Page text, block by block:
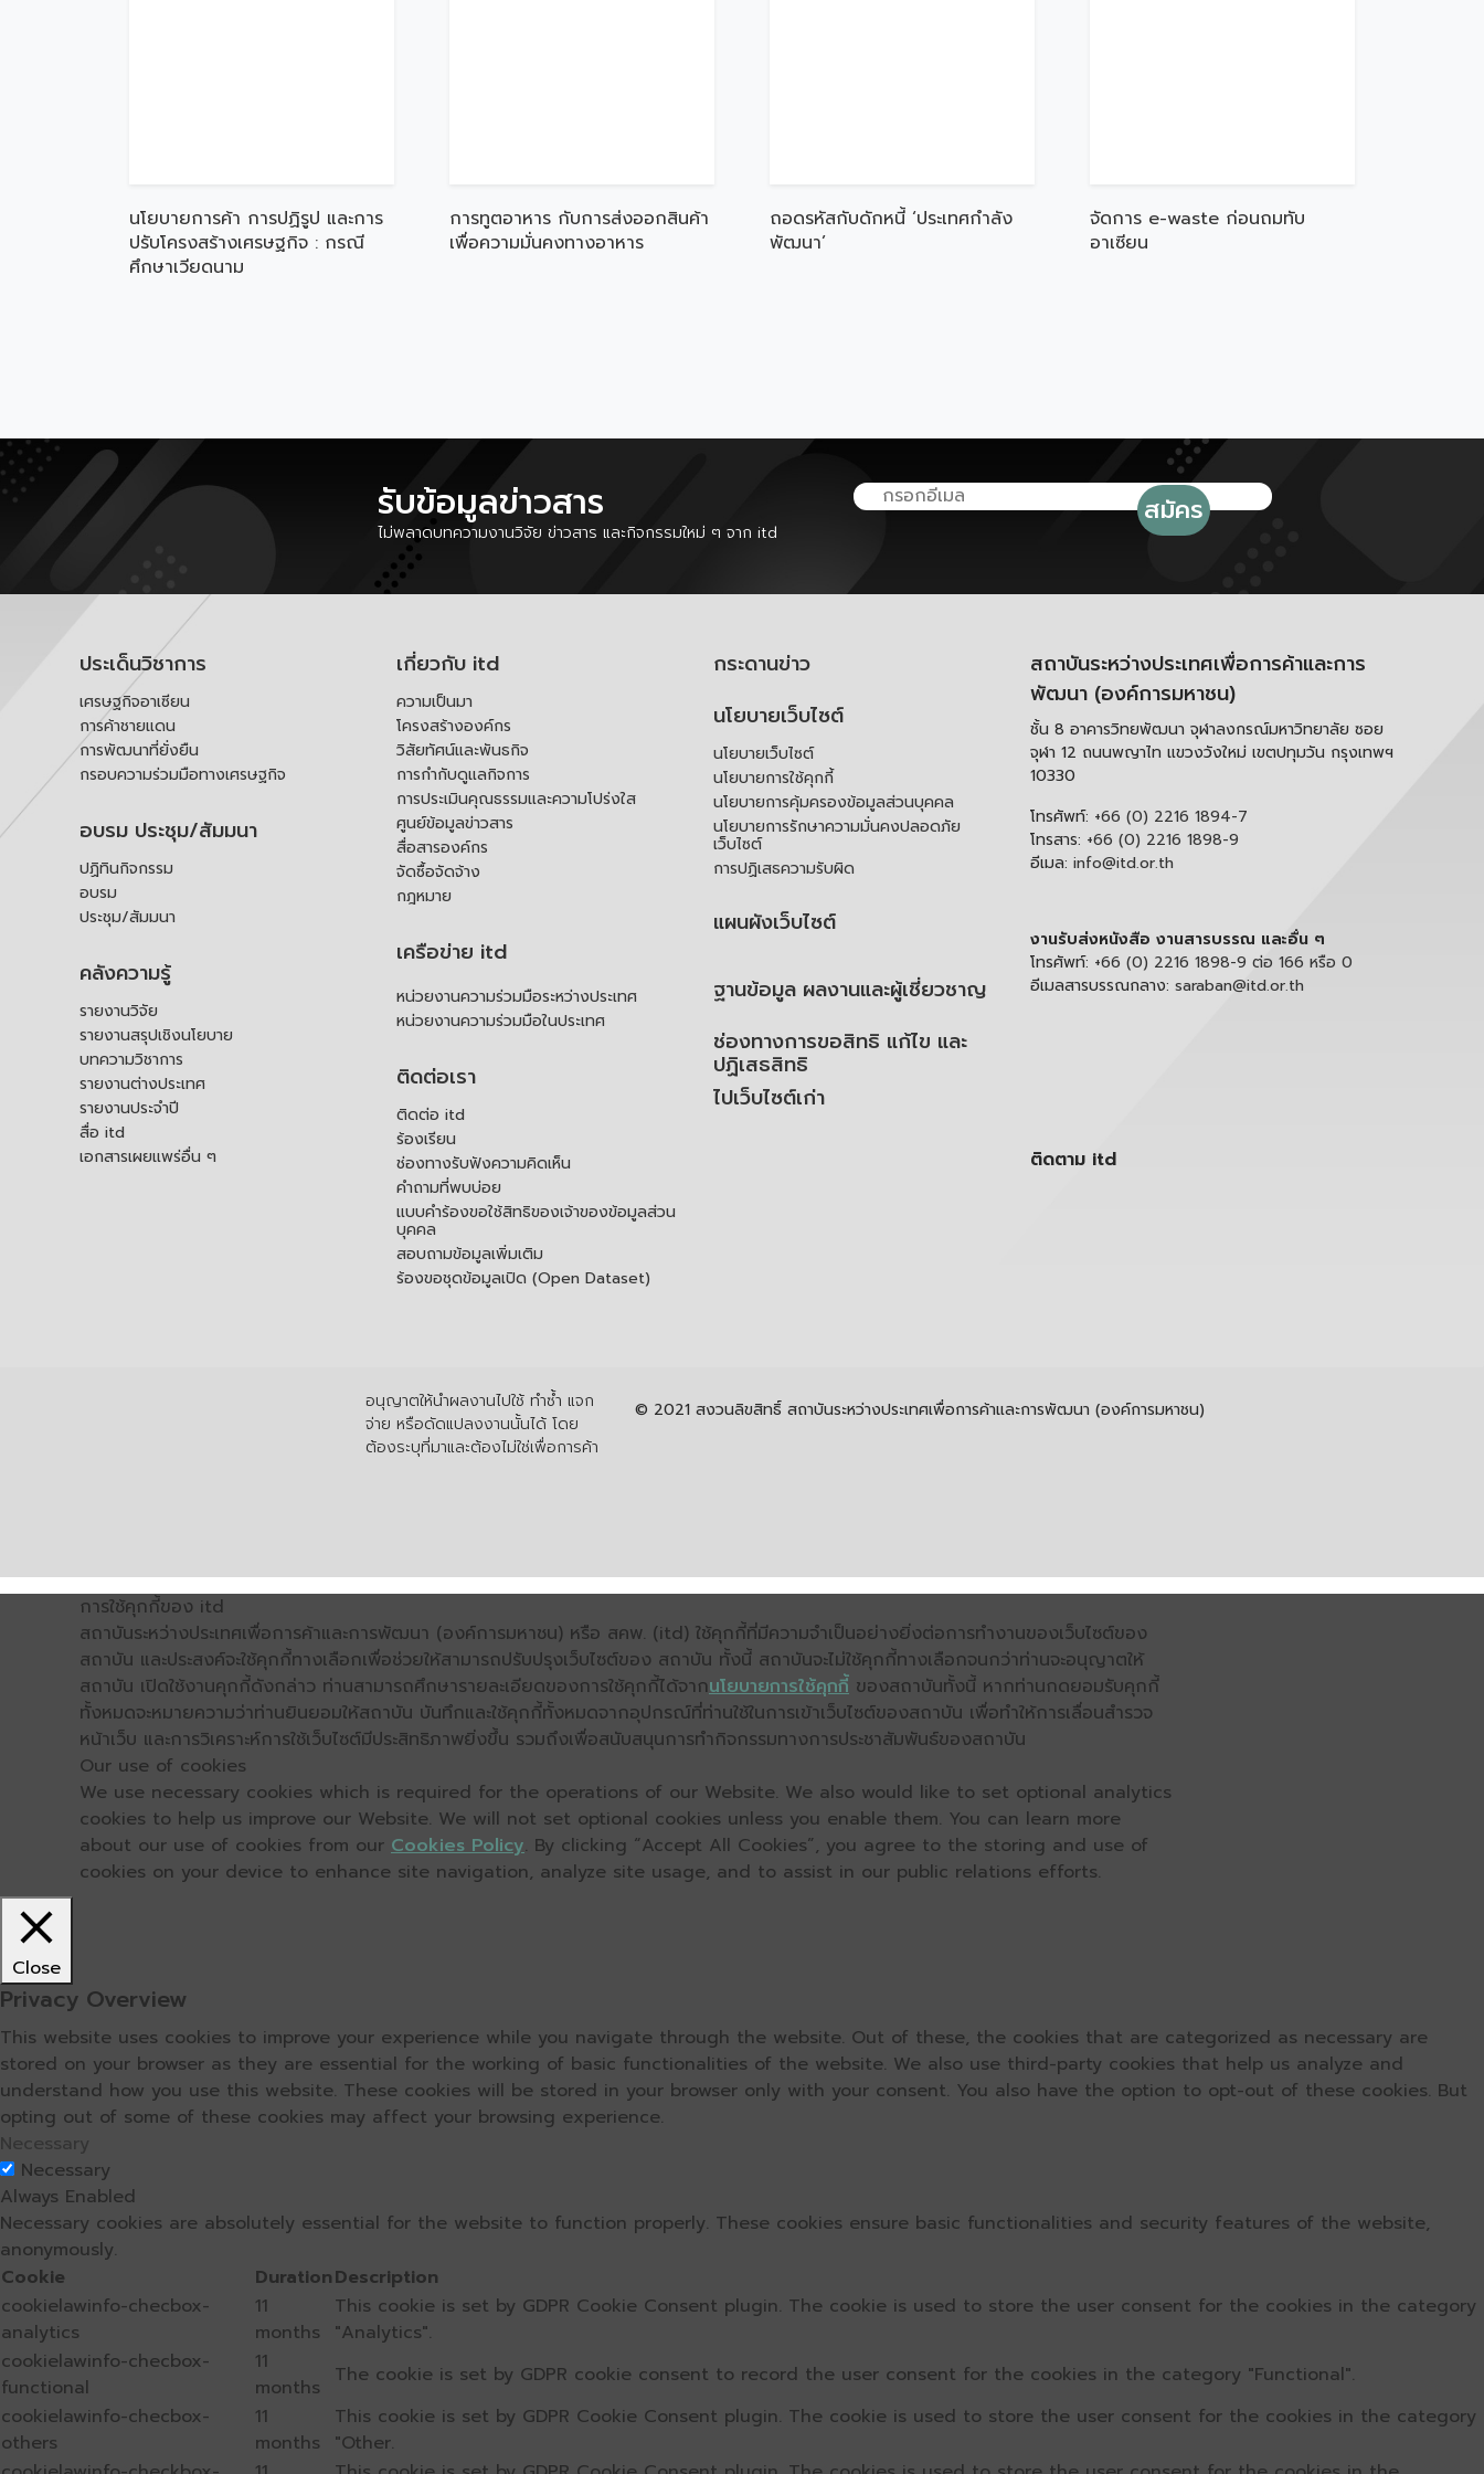
นโยบายการค้า การปฏิรูป และการ
ปรับโครงสร้างเศรษฐกิจ : กรณี
ศึกษาเวียดนาม
การทูตอาหาร กับการส่งออกสินค้า
เพื่อความมั่นคงทางอาหาร
ถอดรหัสกับดักหนี้ ‘ประเทศกำลัง
พัฒนา’
จัดการ e-waste ก่อนถมทับ
อาเซียน
รับข้อมูลข่าวสาร
ไม่พลาดบทความงานวิจัย ข่าวสาร และกิจกรรมใหม่ ๆ จาก itd
ประเด็นวิชาการ
เศรษฐกิจอาเซียน
การค้าชายแดน
การพัฒนาที่ยั่งยืน
กรอบความร่วมมือทางเศรษฐกิจ
อบรม ประชุม/สัมมนา
ปฏิทินกิจกรรม
อบรม
ประชุม/สัมมนา
คลังความรู้
รายงานวิจัย
รายงานสรุปเชิงนโยบาย
บทความวิชาการ
รายงานต่างประเทศ
รายงานประจำปี
สื่อ itd
เอกสารเผยแพร่อื่น ๆ
เกี่ยวกับ itd
ความเป็นมา
โครงสร้างองค์กร
วิสัยทัศน์และพันธกิจ
การกำกับดูแลกิจการ
การประเมินคุณธรรมและความโปร่งใส
ศูนย์ข้อมูลข่าวสาร
สื่อสารองค์กร
จัดซื้อจัดจ้าง
กฎหมาย
เครือข่าย itd
หน่วยงานความร่วมมือระหว่างประเทศ
หน่วยงานความร่วมมือในประเทศ
ติดต่อเรา
ติดต่อ itd
ร้องเรียน
ช่องทางรับฟังความคิดเห็น
คำถามที่พบบ่อย
แบบคำร้องขอใช้สิทธิของเจ้าของข้อมูลส่วน
บุคคล
สอบถามข้อมูลเพิ่มเติม
ร้องขอชุดข้อมูลเปิด (Open Dataset)
กระดานข่าว
นโยบายเว็บไซต์
นโยบายเว็บไซต์
นโยบายการใช้คุกกี้
นโยบายการคุ้มครองข้อมูลส่วนบุคคล
นโยบายการรักษาความมั่นคงปลอดภัย
เว็บไซต์
การปฏิเสธความรับผิด
แผนผังเว็บไซต์
ฐานข้อมูล ผลงานและผู้เชี่ยวชาญ
ช่องทางการขอสิทธิ แก้ไข และ
ปฏิเสธสิทธิ
ไปเว็บไซต์เก่า
สถาบันระหว่างประเทศเพื่อการค้าและการ
พัฒนา (องค์การมหาชน)
ชั้น 8 อาคารวิทยพัฒนา จุฬาลงกรณ์มหาวิทยาลัย ซอย
จุฬา 12 ถนนพญาไท แขวงวังใหม่ เขตปทุมวัน กรุงเทพฯ
10330
โทรศัพท์: +66 (0) 2216 1894-7
โทรสาร: +66 (0) 2216 1898-9
อีเมล: info@itd.or.th
งานรับส่งหนังสือ งานสารบรรณ และอื่น ๆ
โทรศัพท์: +66 (0) 2216 1898-9 ต่อ 166 หรือ 0
อีเมลสารบรรณกลาง: saraban@itd.or.th
ติดตาม itd
อนุญาตให้นำผลงานไปใช้ ทำซ้ำ แจก
จ่าย หรือดัดแปลงงานนั้นได้ โดย
ต้องระบุที่มาและต้องไม่ใช่เพื่อการค้า
© 2021 สงวนลิขสิทธิ์ สถาบันระหว่างประเทศเพื่อการค้าและการพัฒนา (องค์การมหาชน)
การใช้คุกกี้ของ itd
สถาบันระหว่างประเทศเพื่อการค้าและการพัฒนา (องค์การมหาชน) หรือ สคพ. (itd) ใช้คุกกี้ที่มีความจำเป็นอย่างยิ่งต่อการทำงานของเว็บไซต์ของ
สถาบัน และประสงค์จะใช้คุกกี้ทางเลือกเพื่อช่วยให้สามารถปรับปรุงเว็บไซต์ของ สถาบัน ทั้งนี้ สถาบันจะไม่ใช้คุกกี้ทางเลือกจนกว่าท่านจะอนุญาตให้
สถาบัน เปิดใช้งานคุกกี้ดังกล่าว ท่านสามารถศึกษารายละเอียดของการใช้คุกกี้ได้จากนโยบายการใช้คุกกี้ ของสถาบันทั้งนี้ หากท่านกดยอมรับคุกกี้
ทั้งหมดจะหมายความว่าท่านยินยอมให้สถาบัน บันทึกและใช้คุกกี้ทั้งหมดจากอุปกรณ์ที่ท่านใช้ในการเข้าเว็บไซต์ของสถาบัน เพื่อทำให้การเลื่อนสำรวจ
หน้าเว็บ และการวิเคราะห์การใช้เว็บไซต์มีประสิทธิภาพยิ่งขึ้น รวมถึงเพื่อสนับสนุนการทำกิจกรรมทางการประชาสัมพันธ์ของสถาบัน
Our use of cookies
We use necessary cookies which is required for the operations of our Website. We also would like to set optional analytics
cookies to help us improve our Website. We will not set optional cookies unless you enable them. You can learn more
about our use of cookies from our Cookies Policy. By clicking “Accept All Cookies”, you agree to the storing and use of
cookies on your device to enhance site navigation, analyze site usage, and to assist in our public relations efforts.
Close
Privacy Overview
This website uses cookies to improve your experience while you navigate through the website. Out of these, the cookies that are categorized as necessary are
stored on your browser as they are essential for the working of basic functionalities of the website. We also use third-party cookies that help us analyze and
understand how you use this website. These cookies will be stored in your browser only with your consent. You also have the option to opt-out of these cookies. But
opting out of some of these cookies may affect your browsing experience.
Necessary
Necessary
Always Enabled
Necessary cookies are absolutely essential for the website to function properly. These cookies ensure basic functionalities and security features of the website,
anonymously.
Cookie
DurationDescription
cookielawinfo-checbox-
analytics
11
months
This cookie is set by GDPR Cookie Consent plugin. The cookie is used to store the user consent for the cookies in the category
"Analytics".
cookielawinfo-checbox-
functional
11
months
The cookie is set by GDPR cookie consent to record the user consent for the cookies in the category "Functional".
cookielawinfo-checbox-
others
11
months
This cookie is set by GDPR Cookie Consent plugin. The cookie is used to store the user consent for the cookies in the category
"Other.